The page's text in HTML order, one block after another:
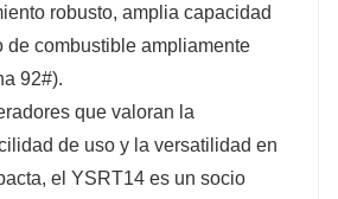
robusto, amplia capacidad
de combustible ampliamente
92#).
que valoran la
de uso y la versatilidad en
el YSRT14 es un socio